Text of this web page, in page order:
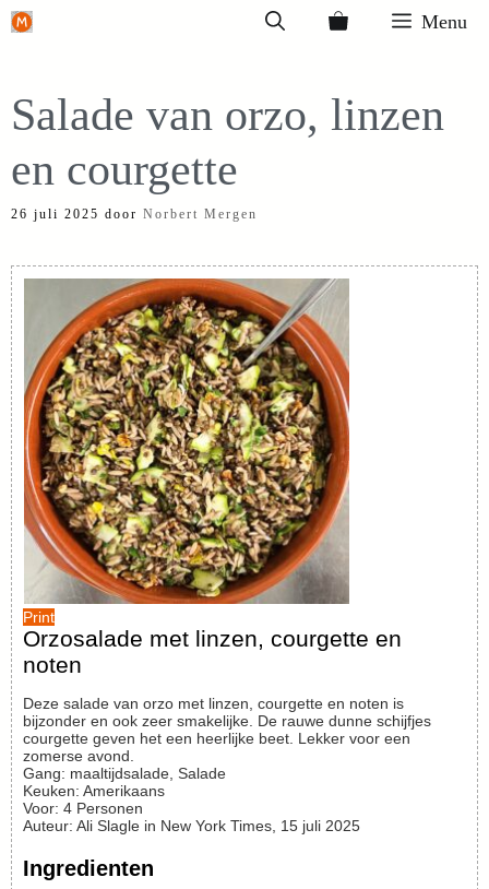
Ga
inhoud
Menu
Salade van orzo, linzen
en courgette
26 juli 2025 door Norbert Mergen
Print
Orzosalade met linzen, courgette en
noten
Deze salade van orzo met linzen, courgette en noten is
bijzonder en ook zeer smakelijke. De rauwe dunne schijfjes
courgette geven het een heerlijke beet. Lekker voor een
zomerse avond.
Gang: maaltijdsalade, Salade
Keuken: Amerikaans
Voor: 4 Personen
Auteur: Ali Slagle in New York Times, 15 juli 2025
Ingredienten